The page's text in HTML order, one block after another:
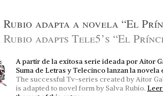
Rubio adapta a novela “El
Rubio adapts Tele5’s “El
A partir de la exitosa serie ideada por Aitor
Suma de Letras y Telecinco lanzan la
The successful Tv-series created by Aitor
is adapted to novel form by Salva Rubio.